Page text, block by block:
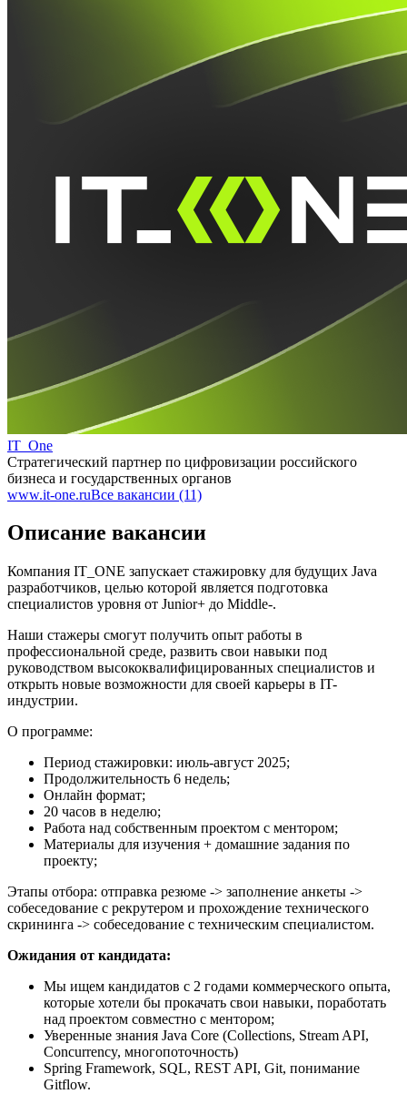
IT_One
Стратегический партнер по цифровизации российского
бизнеса и государственных органов
www.it-one.ruВсе вакансии (11)
Описание вакансии
Компания IT_ONE запускает стажировку для будущих Java
разработчиков, целью которой является подготовка
специалистов уровня от Junior+ до Middle-.
Наши стажеры смогут получить опыт работы в
профессиональной среде, развить свои навыки под
руководством высококвалифицированных специалистов и
открыть новые возможности для своей карьеры в IT-
индустрии.
О программе:
Период стажировки: июль-август 2025;
Продолжительность 6 недель;
Онлайн формат;
20 часов в неделю;
Работа над собственным проектом с ментором;
Материалы для изучения + домашние задания по
проекту;
Этапы отбора: отправка резюме -> заполнение анкеты ->
собеседование с рекрутером и прохождение технического
скрининга -> собеседование с техническим специалистом.
Ожидания от кандидата:
Мы ищем кандидатов с 2 годами коммерческого опыта,
которые хотели бы прокачать свои навыки, поработать
над проектом совместно с ментором;
Уверенные знания Java Core (Collections, Stream API,
Concurrency, многопоточность)
Spring Framework, SQL, REST API, Git, понимание
Gitflow.